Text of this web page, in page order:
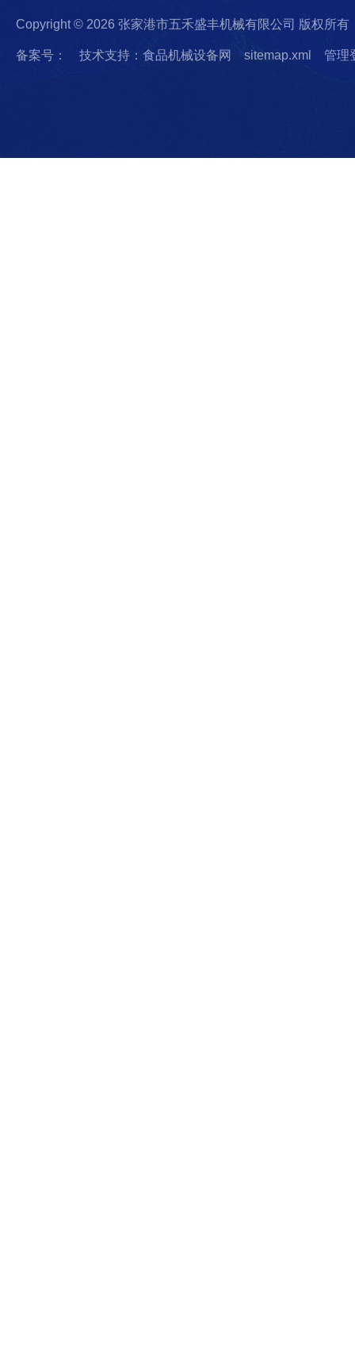
Copyright © 2026 张家港市五禾盛丰机械有限公司 版权所有
备案号： 技术支持：食品机械设备网 sitemap.xml 管理